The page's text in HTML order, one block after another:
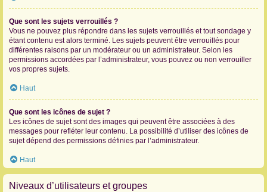
Que sont les sujets verrouillés ?
Vous ne pouvez plus répondre dans les sujets verrouillés et tout sondage y
étant contenu est alors terminé. Les sujets peuvent être verrouillés pour
différentes raisons par un modérateur ou un administrateur. Selon les
permissions accordées par l’administrateur, vous pouvez ou non verrouiller
vos propres sujets.
Haut
Que sont les icônes de sujet ?
Les icônes de sujet sont des images qui peuvent être associées à des
messages pour refléter leur contenu. La possibilité d’utiliser des icônes de
sujet dépend des permissions définies par l’administrateur.
Haut
Niveaux d’utilisateurs et groupes